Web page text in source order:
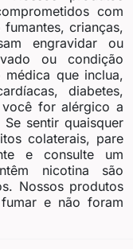
com
crianças,
engravidar ou
ou condição
médica que inclua,
diabetes,
for alérgico a
sentir quaisquer
colaterais, pare
e consulte um
nicotina são
Nossos produtos
e não foram